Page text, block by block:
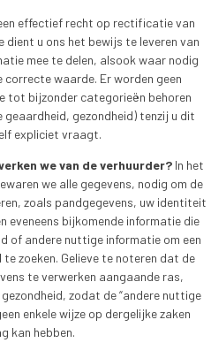
effectief recht op rectificatie van
u ons het bewijs te leveren van
mee te delen, alsook waar nodig
correcte waarde. Er worden geen
tot bijzonder categorieën behoren
gezondheid) tenzij u dit
expliciet vraagt.
we van de verhuurder? In het
we alle gegevens, nodig om de
zoals pandgegevens, uw identiteit
eveneens bijkomende informatie die
of andere nuttige informatie om een
zoeken. Gelieve te noteren dat de
te verwerken aangaande ras,
zodat de “andere nuttige
enkele wijze op dergelijke zaken
kan hebben.